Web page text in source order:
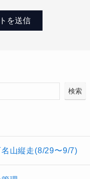
検索
山縦走(8/29〜9/7)